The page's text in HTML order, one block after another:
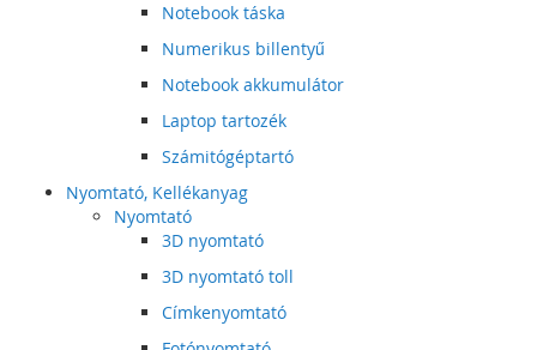
Notebook táska
Numerikus billentyű
Notebook akkumulátor
Laptop tartozék
Számitógéptartó
Nyomtató, Kellékanyag
Nyomtató
3D nyomtató
3D nyomtató toll
Címkenyomtató